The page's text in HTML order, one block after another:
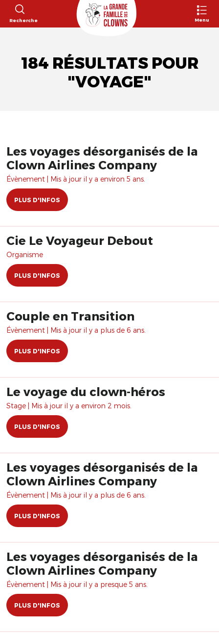
Recherche Menu
184 RÉSULTATS POUR
"VOYAGE"
Les voyages désorganisés de la
Clown Airlines Company
Évènement | Mis à jour il y a environ 5 ans.
PLUS D'INFOS
Cie Le Voyageur Debout
Organisme
PLUS D'INFOS
Couple en Transition
Évènement | Mis à jour il y a plus de 6 ans.
PLUS D'INFOS
Le voyage du clown-héros
Stage | Mis à jour il y a environ 2 mois.
PLUS D'INFOS
Les voyages désorganisés de la
Clown Airlines Company
Évènement | Mis à jour il y a plus de 6 ans.
PLUS D'INFOS
Les voyages désorganisés de la
Clown Airlines Company
Évènement | Mis à jour il y a presque 5 ans.
PLUS D'INFOS